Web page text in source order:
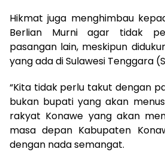
Hikmat juga menghimbau
Berlian Murni agar tidak
pasangan lain, meskipun
yang ada di Sulawesi Tenggara
“Kita tidak perlu takut dengan
bukan bupati yang akan
rakyat Konawe yang akan
masa depan Kabupaten
dengan nada semangat.